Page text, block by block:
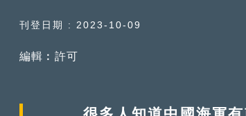
刊登日期 : 2023-10-09
編輯︰許可